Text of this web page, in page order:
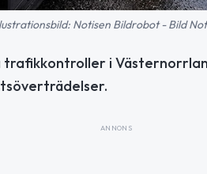
Notisen Bildrobot - Bild
trafikkontroller i
ANNONS